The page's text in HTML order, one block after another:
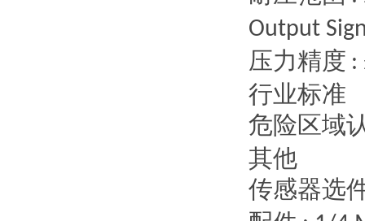
Output
压力精度 :
行业标准
危险区域
其他
传感器选